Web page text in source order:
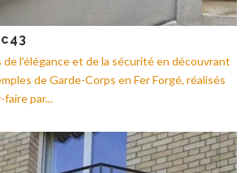
de l'élégance et de la sécurité en découvrant
de Garde-Corps en Fer Forgé, réalisés
par...